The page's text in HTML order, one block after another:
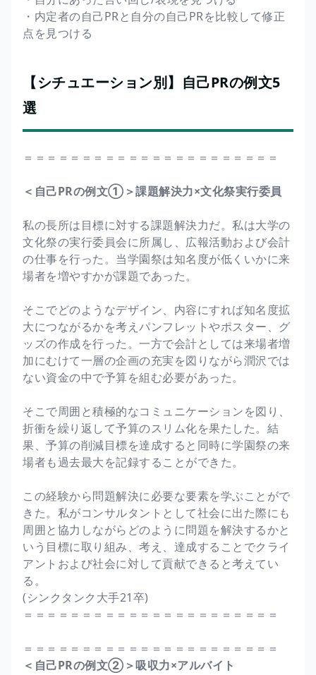
・内定者の自己PRと自分の自己PRを比較して修正
点を見つける
【シチュエーション別】自己PRの例文5
選
＝＝＝＝＝＝＝＝＝＝＝＝＝＝＝＝＝＝＝＝＝＝
＜自己PRの例文①＞課題解決力×文化祭実行委員
私の長所は目標に対する課題解決力だ。私は大学の
文化祭の実行委員会に所属し、広報活動および会計
の仕事を行った。当学園祭は知名度が低くいかに来
場者を増やすかが課題であった。
そこでどのようなデザイン、内容にすれば知名度拡
大につながるかを考えパンフレットやポスター、グ
ッズの作成を行った。一方で会計としては来場者増
加にむけて一層の企画の充実を図りながら潤沢では
ない資金の中で予算を組む必要があった。
そこで周囲と積極的なコミュニケーションを図り、
折衝を繰り返して予算のスリム化を果たした。結
果、予算の削減目標を達成すると同時に学園祭の来
場者も過去最大を記録することができた。
この経験から問題解決に必要な要素を学ぶことがで
きた。私がコンサルタントとして社会に出た際にも
周囲と協力しながらどのように問題を解決するかと
いう目標に取り組み、考え、達成することでクライ
アントおよび社会に対して貢献できると考えてい
る。
(シンクタンク大手21卒)
＝＝＝＝＝＝＝＝＝＝＝＝＝＝＝＝＝＝＝＝＝＝
＝＝＝＝＝＝＝＝＝＝＝＝＝＝＝＝＝＝＝＝＝＝
＜自己PRの例文②＞吸収力×アルバイト